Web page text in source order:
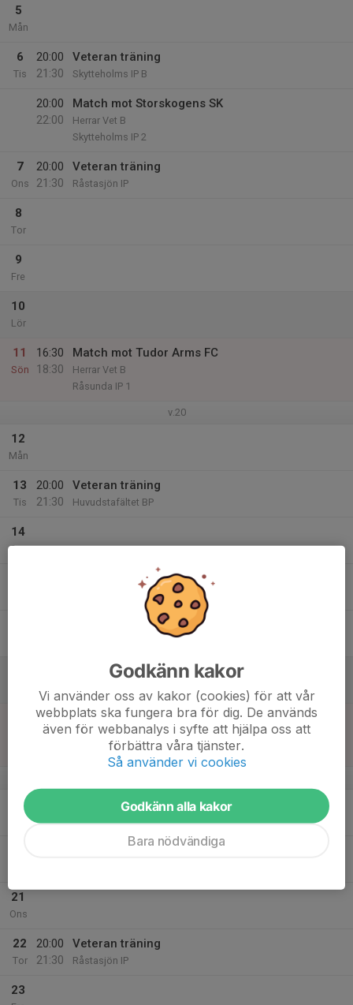
5
Mån
6
Tis
20:00
21:30
Veteran träning
Skytteholms IP B
20:00
22:00
Match mot Storskogens SK
Herrar Vet B
Skytteholms IP 2
7
Ons
20:00
21:30
Veteran träning
Råstasjön IP
8
Tor
9
Fre
10
Lör
11
Sön
16:30
18:30
Match mot Tudor Arms FC
Herrar Vet B
Råsunda IP 1
v.20
12
Mån
13
Tis
20:00
21:30
Veteran träning
Huvudstafältet BP
14
Ons
Veteran träning
18:00
20:00
Match mot FK Bromma
Herrar Vet B
Ängby Södra BP 1
19
Mån
Veteran träning
21
Ons
22
Tor
20:00
21:30
Veteran träning
Råstasjön IP
23
Godkänn kakor
Vi använder oss av kakor (cookies) för att vår
webbplats ska fungera bra för dig. De används
även för webbanalys i syfte att hjälpa oss att
förbättra våra tjänster.
Så använder vi cookies
Godkänn alla kakor
Bara nödvändiga